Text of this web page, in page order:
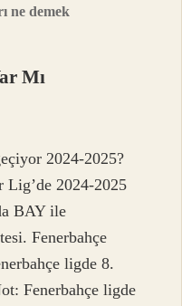
ne demek
Mı
2024-2025?
Lig’de 2024-2025
BAY ile
Fenerbahçe
ligde 8.
Fenerbahçe ligde